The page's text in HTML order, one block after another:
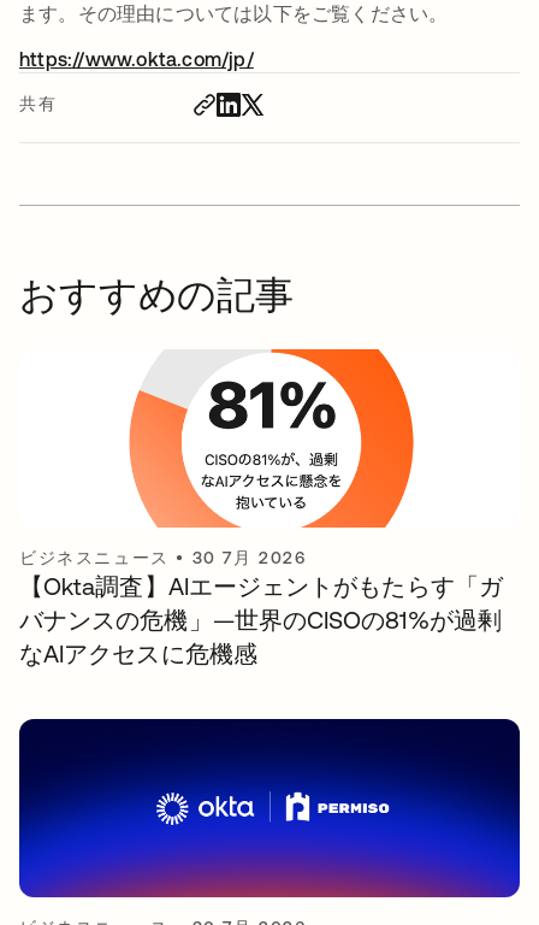
共有
ます。その理由については以下をご覧ください。
https://www.okta.com/jp/新しいタブで開く
おすすめの記事
ビジネスニュース • 30 7月 2026
【Okta調査】AIエージェントがもたらす「ガ
バナンスの危機」—世界のCISOの81%が過剰
なAIアクセスに危機感